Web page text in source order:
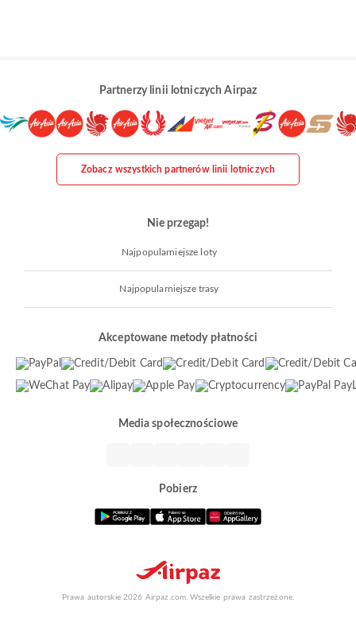
Partnerzy linii lotniczych Airpaz
Zobacz wszystkich partnerów linii lotniczych
Nie przegap!
Najpopularniejsze loty
Najpopularniejsze trasy
Akceptowane metody płatności
Media społecznościowe
Pobierz
Prawa autorskie 2026 Airpaz.com. Wszelkie prawa zastrzeżone.